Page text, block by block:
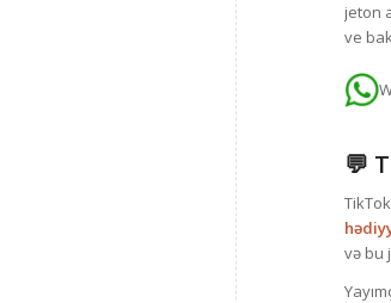
jeton
ve
💬
və bu